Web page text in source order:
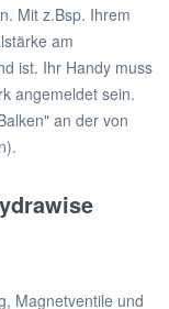
Mit z.Bsp. Ihrem
am
ist. Ihr Handy muss
angemeldet sein.
an der von
Magnetventile und